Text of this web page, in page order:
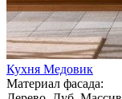
Кухня Медовик
Материал фасада: